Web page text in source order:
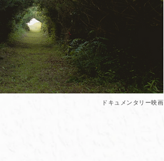
ドキュメンタリー映画